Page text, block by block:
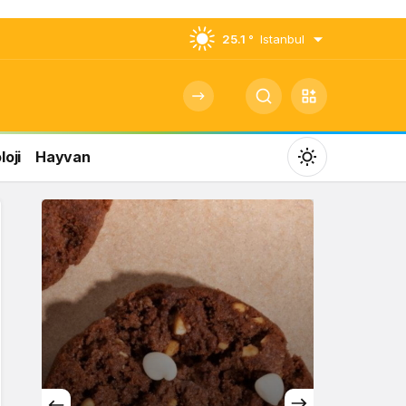
25.1 ° Istanbul
Hayvan
Mod
değiştir
Gündüz Modu
Gündüz modunu seçin.
Gece Modu
Gece modunu seçin.